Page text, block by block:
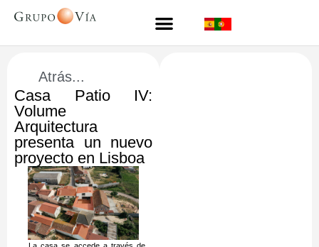
Atrás...
Casa Patio IV:
Volume
Arquitectura
presenta un nuevo
proyecto en Lisboa